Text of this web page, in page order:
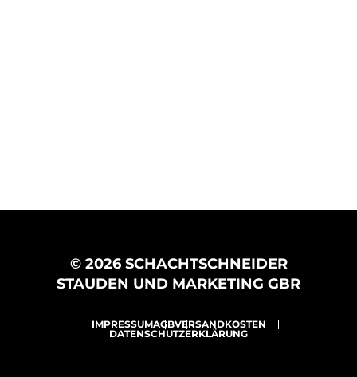
© 2026 SCHACHTSCHNEIDER
STAUDEN UND MARKETING GBR
IMPRESSUMAGBVERSANDKOSTEN
DATENSCHUTZERKLÄRUNG